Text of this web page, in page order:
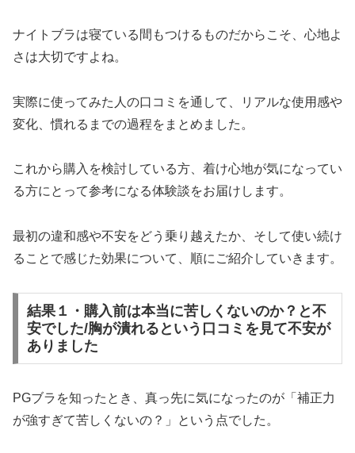
ナイトブラは寝ている間もつけるものだからこそ、心地よ
さは大切ですよね。
実際に使ってみた人の口コミを通して、リアルな使用感や
変化、慣れるまでの過程をまとめました。
これから購入を検討している方、着け心地が気になってい
る方にとって参考になる体験談をお届けします。
最初の違和感や不安をどう乗り越えたか、そして使い続け
ることで感じた効果について、順にご紹介していきます。
結果１・購入前は本当に苦しくないのか？と不
安でした/胸が潰れるという口コミを見て不安が
ありました
PGブラを知ったとき、真っ先に気になったのが「補正力
が強すぎて苦しくないの？」という点でした。